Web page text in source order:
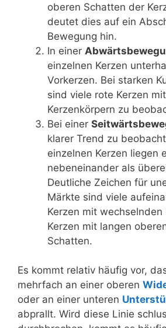
oberen Schatten der
deutet dies auf ein
Bewegung hin.
In einer
einzelnen Kerzen
Vorkerzen. Bei starken
sind viele rote Kerzen
Kerzenkörpern zu
Bei einer
klarer Trend zu
einzelnen Kerzen liegen
nebeneinander als
Deutliche Zeichen für
Märkte sind viele
Kerzen mit wechselnden
Kerzen mit langen
Schatten.
Es kommt relativ häufig vor,
mehrfach an einer oberen
oder an einer unteren
abprallt. Wird diese Linie